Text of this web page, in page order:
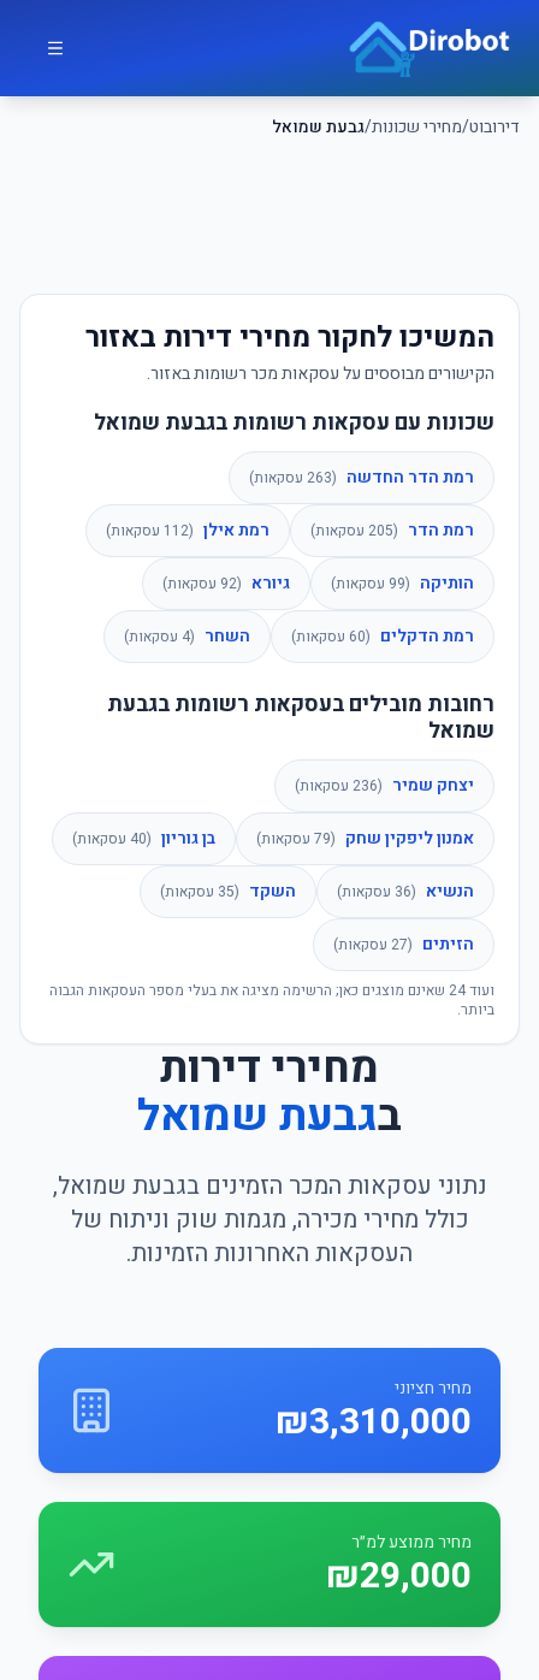
דירובוט/מחירי שכונות/גבעת שמואל
דירובוט
המשיכו לחקור מחירי דירות באזור
הקישורים מבוססים על עסקאות מכר רשומות באזור.
שכונות עם עסקאות רשומות בגבעת שמואל
רמת הדר החדשה (
263 עסקאות)
רמת הדר (
205 עסקאות) רמת אילן (
112 עסקאות)
הותיקה (
99 עסקאות) גיורא (
92 עסקאות)
רמת הדקלים (
60 עסקאות) השחר (
4 עסקאות)
רחובות מובילים בעסקאות רשומות בגבעת
שמואל
יצחק שמיר (
236 עסקאות)
אמנון ליפקין שחק (
79 עסקאות) בן גוריון (
40 עסקאות)
הנשיא (
36 עסקאות) השקד (
35 עסקאות)
הזיתים (
27 עסקאות)
ועוד24 שאינם מוצגים כאן; הרשימה מציגה את בעלי מספר העסקאות הגבוה
ביותר.
מחירי דירות
בגבעת שמואל
נתוני עסקאות המכר הזמינים בגבעת שמואל,
כולל מחירי מכירה, מגמות שוק וניתוח של
העסקאות האחרונות הזמינות.
מחיר חציוני
₪3,310,000
מחיר ממוצע למ״ר
₪29,000